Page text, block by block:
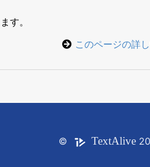
す。
このページの詳
© TextAlive